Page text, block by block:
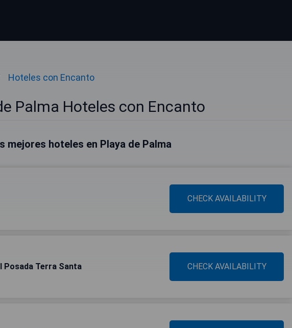
Hoteles con Encanto
Palma Hoteles con Encanto
mejores hoteles en Playa de Palma
CHECK AVAILABILITY
Posada Terra Santa CHECK AVAILABILITY